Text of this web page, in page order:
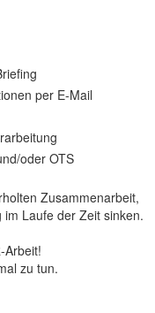
per E-Mail
oder OTS
Zusammenarbeit,
Laufe der Zeit sinken.
Arbeit!
zu tun.